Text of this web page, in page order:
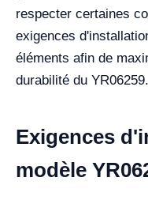
respecter certaines
exigences
éléments afin de
durabilité du YR06259.
Exigences
modèle